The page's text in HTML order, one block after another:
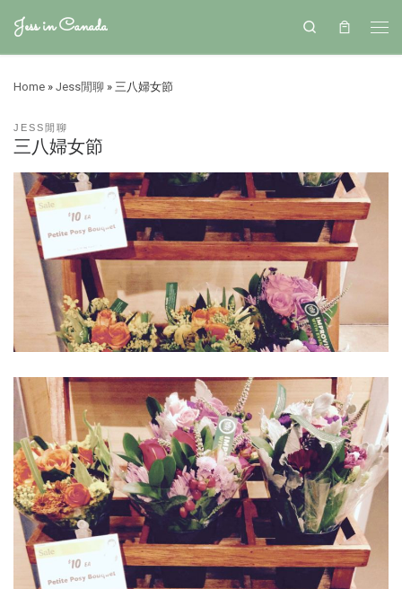
Jess in Canada Search
Home » Jess閒聊 » 三八婦女節
JESS閒聊
三八婦女節